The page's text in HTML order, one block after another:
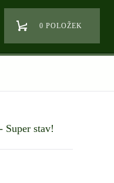
0 POLOŽEK
Super stav!